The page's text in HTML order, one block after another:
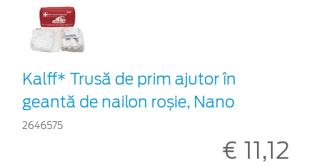
Kalff* Trusă de prim ajutor în
geantă de nailon roșie, Nano
2646575
€ 11,12